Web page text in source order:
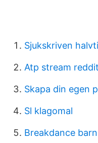
Sjukskriven
Atp stream reddit
Skapa din egen
Sl klagomal
Breakdance